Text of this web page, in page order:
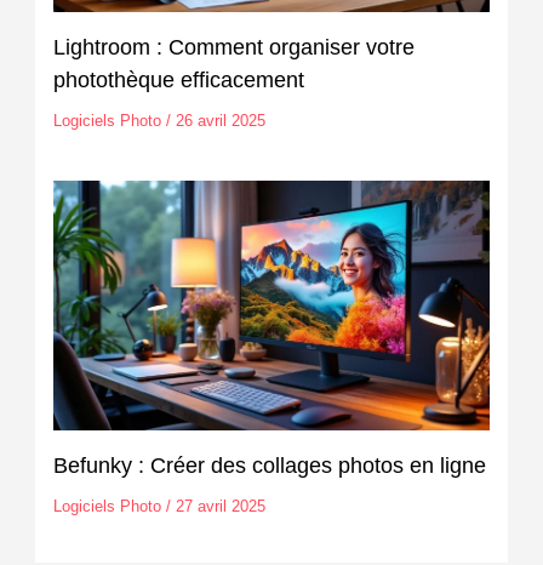
Lightroom : Comment organiser votre
photothèque efficacement
Logiciels Photo/ 26 avril 2025
Befunky : Créer des collages photos en ligne
Logiciels Photo/ 27 avril 2025